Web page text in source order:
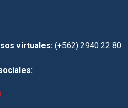
virtuales: (+562) 2940 22 80